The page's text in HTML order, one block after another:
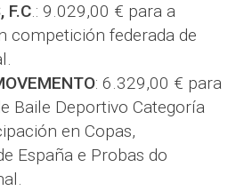
F.C.: 9.029,00 € para a
competición federada de
: 6.329,00 € para
Baile Deportivo Categoría
en Copas,
España e Probas do